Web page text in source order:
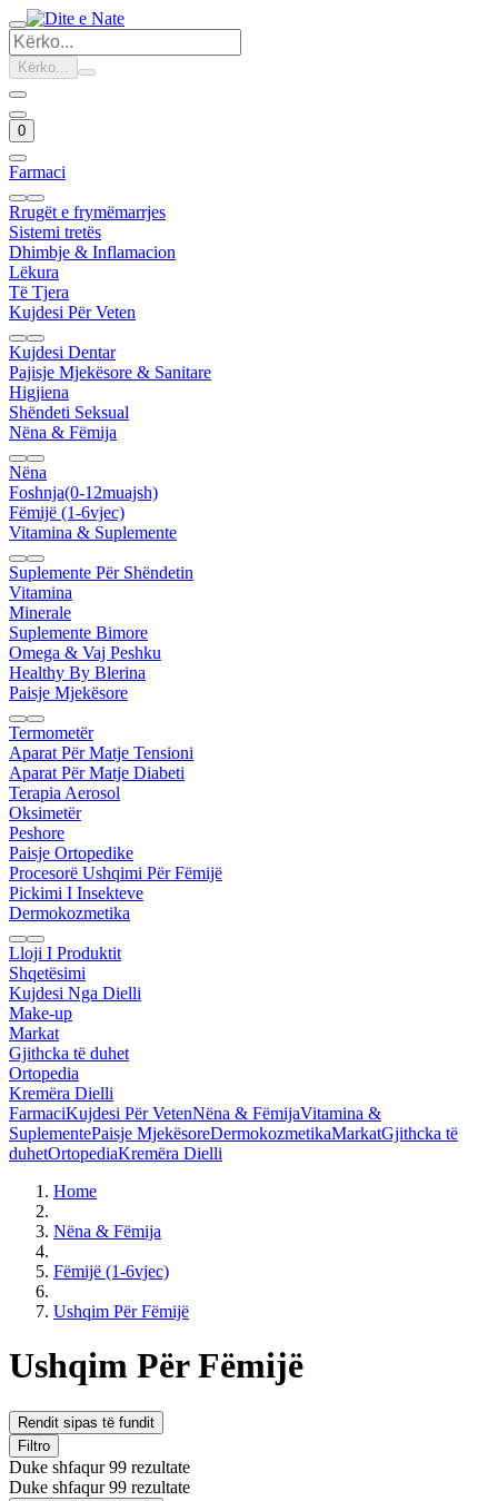
Kërko...
0
Farmaci
Rrugët e frymëmarrjes
Sistemi tretës
Dhimbje & Inflamacion
Lëkura
Të Tjera
Kujdesi Për Veten
Kujdesi Dentar
Pajisje Mjekësore & Sanitare
Higjiena
Shëndeti Seksual
Nëna & Fëmija
Nëna
Foshnja(0-12muajsh)
Fëmijë (1-6vjec)
Vitamina & Suplemente
Suplemente Për Shëndetin
Vitamina
Minerale
Suplemente Bimore
Omega & Vaj Peshku
Healthy By Blerina
Paisje Mjekësore
Termometër
Aparat Për Matje Tensioni
Aparat Për Matje Diabeti
Terapia Aerosol
Oksimetër
Peshore
Paisje Ortopedike
Procesorë Ushqimi Për Fëmijë
Pickimi I Insekteve
Dermokozmetika
Lloji I Produktit
Shqetësimi
Kujdesi Nga Dielli
Make-up
Markat
Gjithcka të duhet
Ortopedia
Kremëra Dielli
FarmaciKujdesi Për VetenNëna & FëmijaVitamina &
SuplementePaisje MjekësoreDermokozmetikaMarkatGjithcka të
duhetOrtopediaKremëra Dielli
Home
Nëna & Fëmija
Fëmijë (1-6vjec)
Ushqim Për Fëmijë
Ushqim Për Fëmijë
Rendit sipas të fundit
Filtro
Duke shfaqur 99 rezultate
Duke shfaqur 99 rezultate